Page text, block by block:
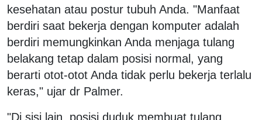
kesehatan atau postur tubuh Anda. "Manfaat
berdiri saat bekerja dengan komputer adalah
berdiri memungkinkan Anda menjaga tulang
belakang tetap dalam posisi normal, yang
berarti otot-otot Anda tidak perlu bekerja terlalu
keras," ujar dr Palmer.
"Di sisi lain, posisi duduk membuat tulang